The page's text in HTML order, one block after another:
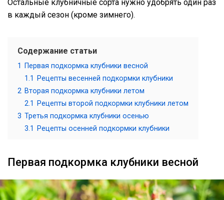
Остальные клубничные сорта нужно удобрять один раз
в каждый сезон (кроме зимнего).
Содержание статьи
1
Первая подкормка клубники весной
1.1
Рецепты весенней подкормки клубники
2 Вторая подкормка клубники летом
2.1
Рецепты второй подкормки клубники летом
3 Третья подкормка клубники осенью
3.1
Рецепты осенней подкормки клубники
Первая подкормка клубники весной